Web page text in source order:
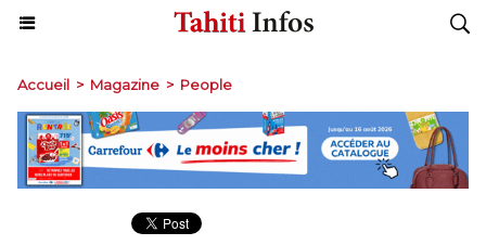
Accueil > Magazine > People